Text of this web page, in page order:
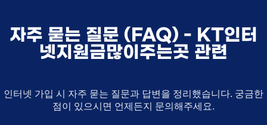
자주 묻는 질문 (FAQ) - KT인터
넷지원금많이주는곳 관련
인터넷 가입 시 자주 묻는 질문과 답변을 정리했습니다. 궁금한
점이 있으시면 언제든지 문의해주세요.